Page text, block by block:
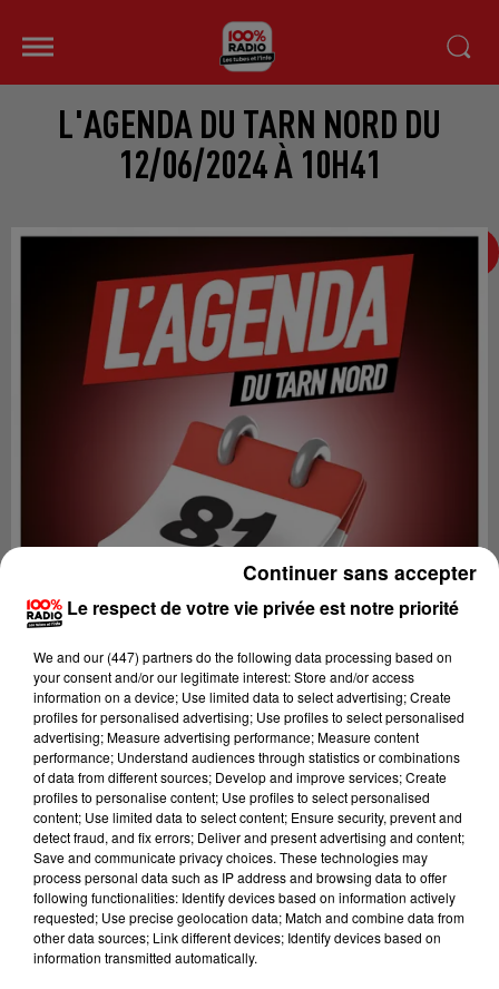
L'AGENDA DU TARN NORD DU
12/06/2024 À 10H41
Lecture (1 min 15 sec)
100%
100% Radio l'agenda du Tarn nord
Le respect de votre vie privée est notre priorité
We and our (447) partnersdo the following data processing based on
your consent and/or our legitimate interest: Store and/or access
information on a device; Use limited data to select advertising; Create
profiles for personalised advertising; Use profiles to select personalised
advertising; Measure advertising performance; Measure content
performance; Understand audiences through statistics or combinations
of data from different sources; Develop and improve services; Create
profiles to personalise content; Use profiles to select personalised
content; Use limited data to select content; Ensure security, prevent and
detect fraud, and fix errors; Deliver and present advertising and content;
Save and communicate privacy choices. These technologies may
process personal data such as IP address and browsing data to offer
following functionalities: Identify devices based on information actively
requested; Use precise geolocation data; Match and combine data from
other data sources; Link different devices; Identify devices based on
information transmitted automatically.
Continuer sans accepter